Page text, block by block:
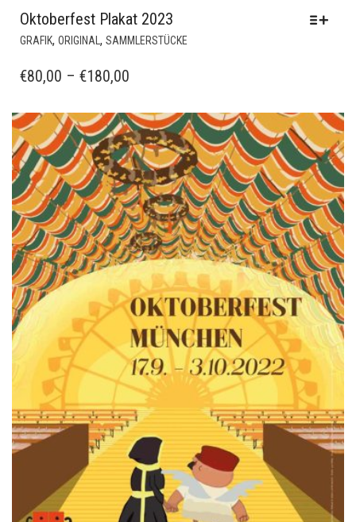
Oktoberfest Plakat 2023
GRAFIK, ORIGINAL , SAMMLERSTÜCKE
AUF.
DIE
OPTIONEN
KÖNNEN
AUF
DER
PRODUKTSEITE
GEWÄHLT
WERDEN
€80,00 – €180,00
BIS
€180,00